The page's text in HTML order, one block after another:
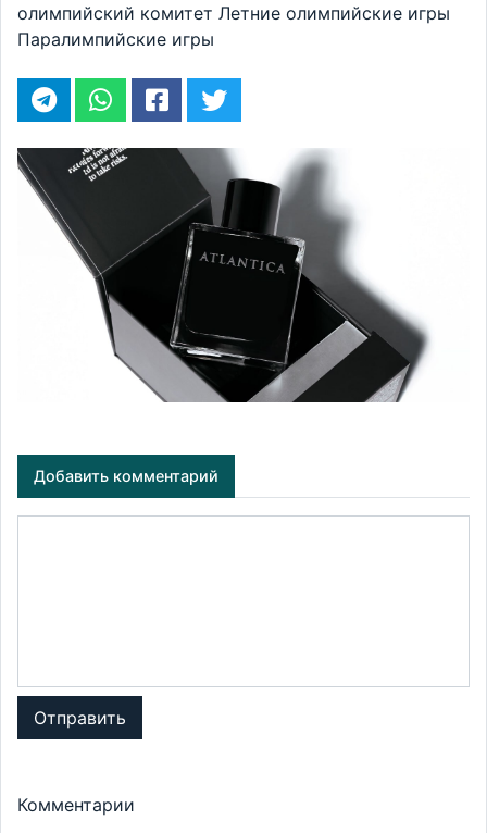
олимпийский комитет Летние олимпийские игры
Паралимпийские игры
Добавить комментарий
Отправить
Комментарии